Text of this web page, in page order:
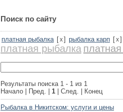
Поиск по сайту
платная рыбалка [x] рыбалка карп [x
платная рыбалка
Результаты поиска 1 - 1 из 1
Начало | Пред. | 1 | След. | Конец
Рыбалка в Никитском: услуги и цены